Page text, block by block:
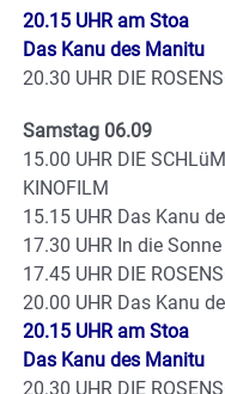
20.15 UHR am Stoa
Das Kanu des Manitu
20.30 UHR DIE
Samstag 06.09
15.00 UHR DIE
KINOFILM
15.15 UHR Das Kanu
17.30 UHR In die
17.45 UHR DIE
20.00 UHR Das Kanu
20.15 UHR am Stoa
Das Kanu des Manitu
20.30 UHR DIE